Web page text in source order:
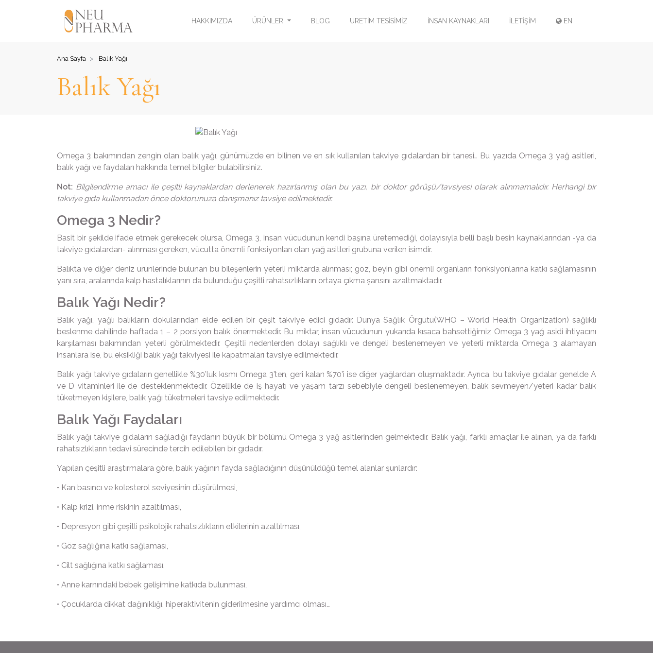
HAKKIMIZDA ÜRÜNLER BLOG ÜRETİM TESİSİMİZ İNSAN KAYNAKLARI İLETİŞİM EN
Ana Sayfa Balık Yağı
Balık Yağı
Omega 3 bakımından zengin olan balık yağı, günümüzde en bilinen ve en sık kullanılan takviye gıdalardan bir tanesi… Bu yazıda Omega 3 yağ asitleri,
balık yağı ve faydaları hakkında temel bilgiler bulabilirsiniz.
Not: Bilgilendirme amacı ile çeşitli kaynaklardan derlenerek hazırlanmış olan bu yazı, bir doktor görüşü/tavsiyesi olarak alınmamalıdır. Herhangi bir
takviye gıda kullanmadan önce doktorunuza danışmanız tavsiye edilmektedir.
Omega 3 Nedir?
Basit bir şekilde ifade etmek gerekecek olursa, Omega 3, insan vücudunun kendi başına üretemediği, dolayısıyla belli başlı besin kaynaklarından -ya da
takviye gıdalardan- alınması gereken, vücutta önemli fonksiyonları olan yağ asitleri grubuna verilen isimdir.
Balıkta ve diğer deniz ürünlerinde bulunan bu bileşenlerin yeterli miktarda alınması; göz, beyin gibi önemli organların fonksiyonlarına katkı sağlamasının
yanı sıra, aralarında kalp hastalıklarının da bulunduğu çeşitli rahatsızlıkların ortaya çıkma şansını azaltmaktadır.
Balık Yağı Nedir?
Balık yağı, yağlı balıkların dokularından elde edilen bir çeşit takviye edici gıdadır. Dünya Sağlık Örgütü(WHO – World Health Organization) sağlıklı
beslenme dahilinde haftada 1 – 2 porsiyon balık önermektedir. Bu miktar, insan vücudunun yukarıda kısaca bahsettiğimiz Omega 3 yağ asidi ihtiyacını
karşılaması bakımından yeterli görülmektedir. Çeşitli nedenlerden dolayı sağlıklı ve dengeli beslenemeyen ve yeterli miktarda Omega 3 alamayan
insanlara ise, bu eksikliği balık yağı takviyesi ile kapatmaları tavsiye edilmektedir.
Balık yağı takviye gıdaların genellikle %30’luk kısmı Omega 3’ten, geri kalan %70’i ise diğer yağlardan oluşmaktadır. Ayrıca, bu takviye gıdalar genelde A
ve D vitaminleri ile de desteklenmektedir. Özellikle de iş hayatı ve yaşam tarzı sebebiyle dengeli beslenemeyen, balık sevmeyen/yeteri kadar balık
tüketmeyen kişilere, balık yağı tüketmeleri tavsiye edilmektedir.
Balık Yağı Faydaları
Balık yağı takviye gıdaların sağladığı faydanın büyük bir bölümü Omega 3 yağ asitlerinden gelmektedir. Balık yağı, farklı amaçlar ile alınan, ya da farklı
rahatsızlıkların tedavi sürecinde tercih edilebilen bir gıdadır.
Yapılan çeşitli araştırmalara göre, balık yağının fayda sağladığının düşünüldüğü temel alanlar şunlardır:
• Kan basıncı ve kolesterol seviyesinin düşürülmesi,
• Kalp krizi, inme riskinin azaltılması,
• Depresyon gibi çeşitli psikolojik rahatsızlıkların etkilerinin azaltılması,
• Göz sağlığına katkı sağlaması,
• Cilt sağlığına katkı sağlaması,
• Anne karnındaki bebek gelişimine katkıda bulunması,
• Çocuklarda dikkat dağınıklığı, hiperaktivitenin giderilmesine yardımcı olması…